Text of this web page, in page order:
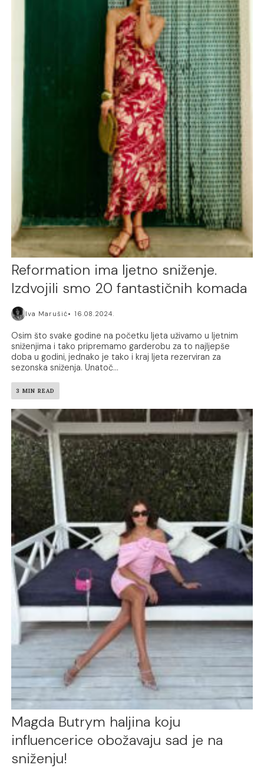
Reformation ima ljetno sniženje.
Izdvojili smo 20 fantastičnih komada
Iva Marušić 16.08.2024.
Osim što svake godine na početku ljeta uživamo u ljetnim
sniženjima i tako pripremamo garderobu za to najljepše
doba u godini, jednako je tako i kraj ljeta rezerviran za
sezonska sniženja. Unatoč...
3 MIN READ
Magda Butrym haljina koju
influencerice obožavaju sad je na
sniženju!